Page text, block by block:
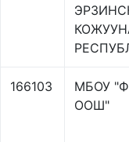
166103
МБОУ
ООШ"